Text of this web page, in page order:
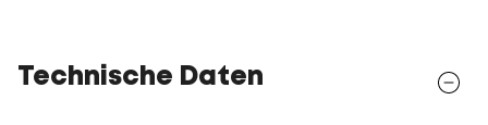
Technische Daten